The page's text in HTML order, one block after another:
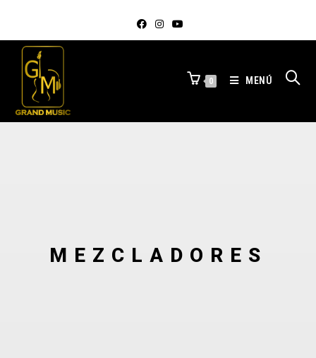
0 MENÚ
MEZCLADORES